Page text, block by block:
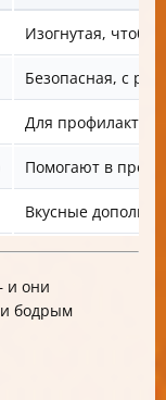
Изогнутая,
Безопасная, с
Для
Помогают в
Вкусные
и они
и бодрым